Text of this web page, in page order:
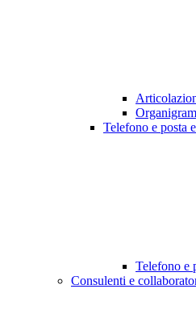
Telefono e posta
Telefono e
Consulenti e